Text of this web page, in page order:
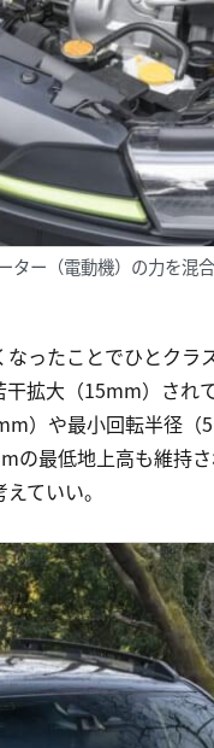
ー（電動機）の力を混
ったことでひとクラ
拡大（15mm）され
）や最小回転半径（
の最低地上高も維持
ていい。